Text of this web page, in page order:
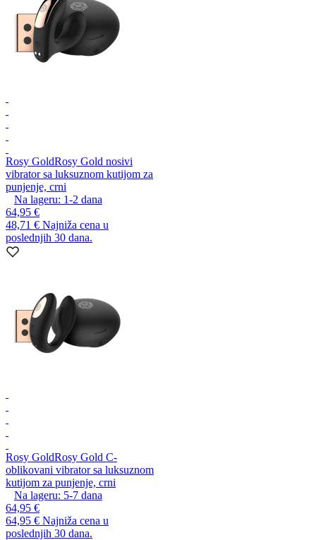
Rosy GoldRosy Gold nosivi
vibrator sa luksuznom kutijom za
punjenje, crni
Na lageru: 1-2 dana
64,95 €
48,71 € Najniža cena u
poslednjih 30 dana.
Rosy GoldRosy Gold C-
oblikovani vibrator sa luksuznom
kutijom za punjenje, crni
Na lageru: 5-7 dana
64,95 €
64,95 € Najniža cena u
poslednjih 30 dana.